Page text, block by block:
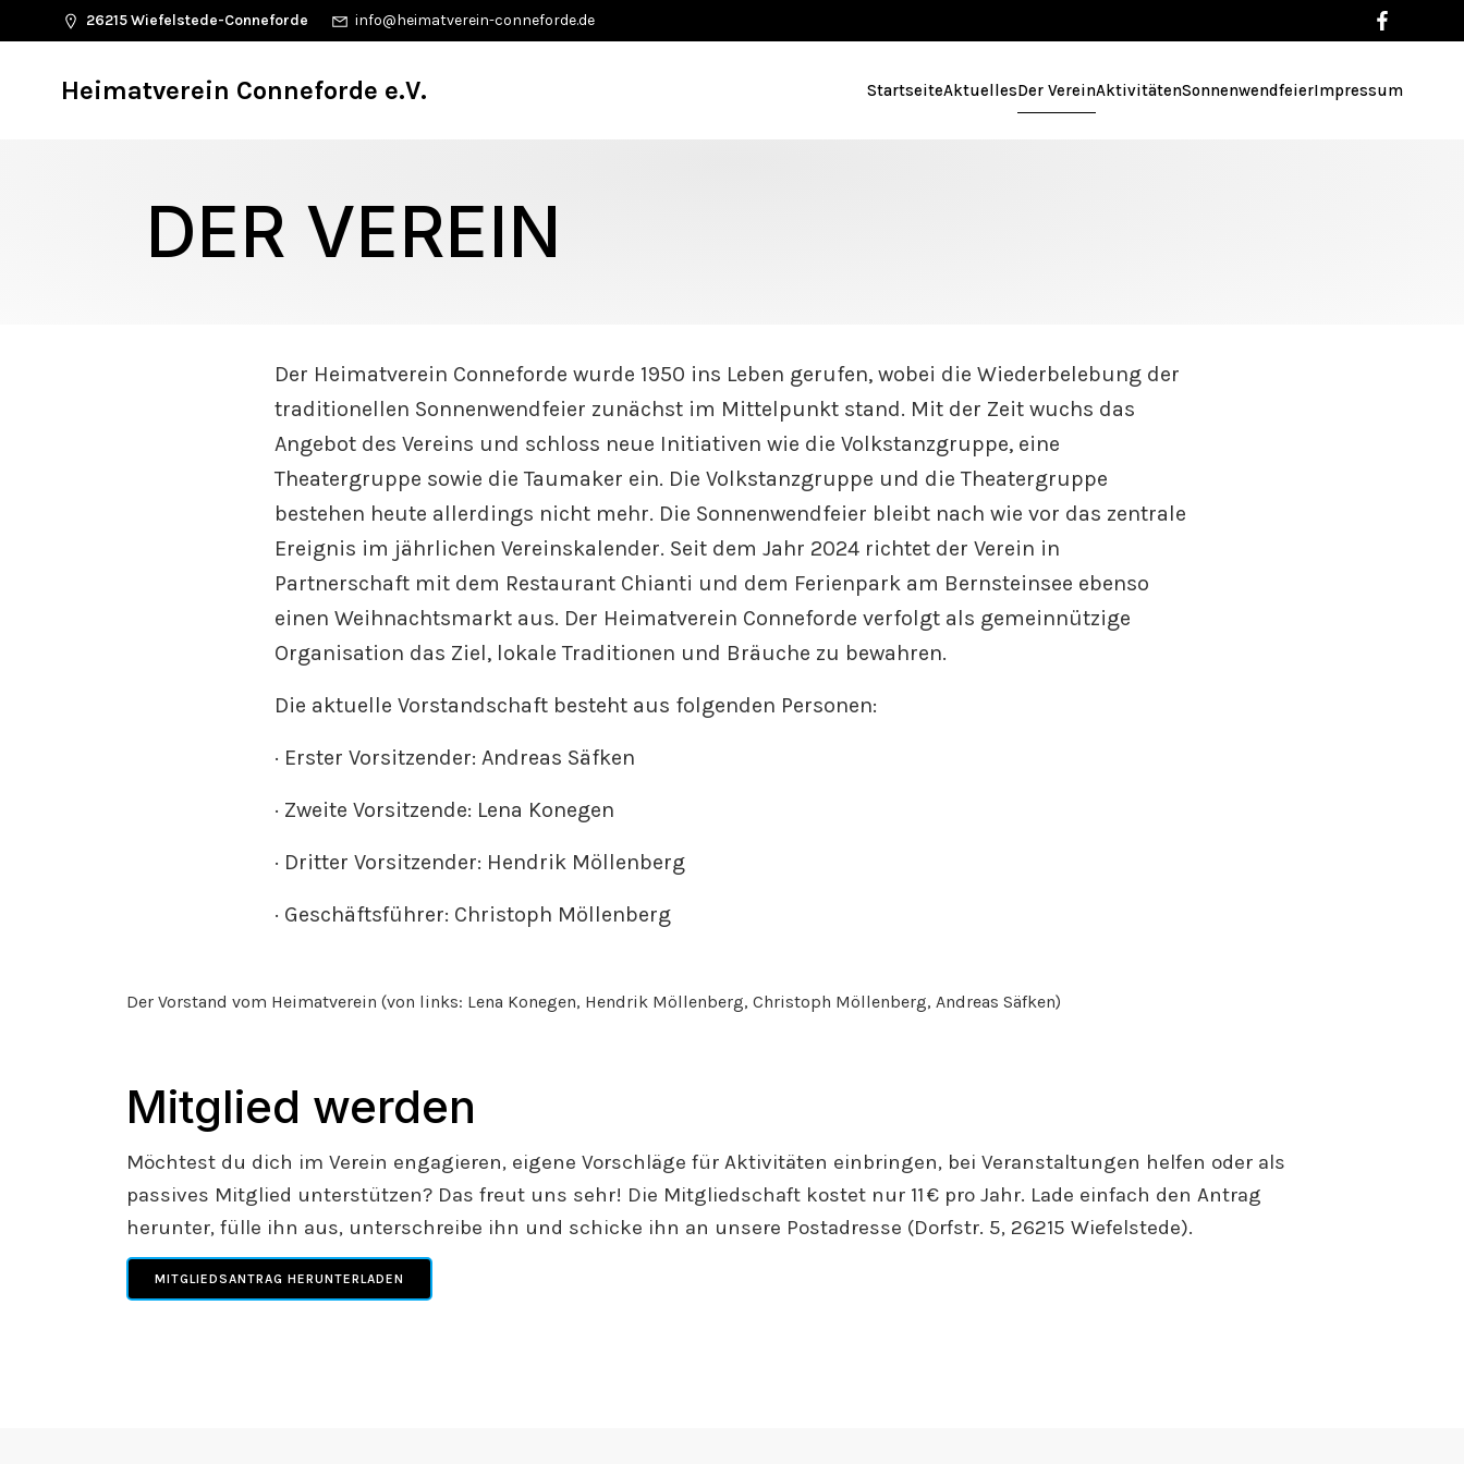
26215 Wiefelstede-Conneforde info@heimatverein-conneforde.de
Heimatverein Conneforde e.V. StartseiteAktuellesDer VereinAktivitätenSonnenwendfeierImpressum
DER VEREIN
Der Heimatverein Conneforde wurde 1950 ins Leben gerufen, wobei die Wiederbelebung der
traditionellen Sonnenwendfeier zunächst im Mittelpunkt stand. Mit der Zeit wuchs das
Angebot des Vereins und schloss neue Initiativen wie die Volkstanzgruppe, eine
Theatergruppe sowie die Taumaker ein. Die Volkstanzgruppe und die Theatergruppe
bestehen heute allerdings nicht mehr. Die Sonnenwendfeier bleibt nach wie vor das zentrale
Ereignis im jährlichen Vereinskalender. Seit dem Jahr 2024 richtet der Verein in
Partnerschaft mit dem Restaurant Chianti und dem Ferienpark am Bernsteinsee ebenso
einen Weihnachtsmarkt aus. Der Heimatverein Conneforde verfolgt als gemeinnützige
Organisation das Ziel, lokale Traditionen und Bräuche zu bewahren.
Die aktuelle Vorstandschaft besteht aus folgenden Personen:
· Erster Vorsitzender: Andreas Säfken
· Zweite Vorsitzende: Lena Konegen
· Dritter Vorsitzender: Hendrik Möllenberg
· Geschäftsführer: Christoph Möllenberg
Der Vorstand vom Heimatverein (von links: Lena Konegen, Hendrik Möllenberg, Christoph Möllenberg, Andreas Säfken)
Mitglied werden
Möchtest du dich im Verein engagieren, eigene Vorschläge für Aktivitäten einbringen, bei Veranstaltungen helfen oder als
passives Mitglied unterstützen? Das freut uns sehr! Die Mitgliedschaft kostet nur 11 € pro Jahr. Lade einfach den Antrag
herunter, fülle ihn aus, unterschreibe ihn und schicke ihn an unsere Postadresse (Dorfstr. 5, 26215 Wiefelstede).
MITGLIEDSANTRAG HERUNTERLADEN